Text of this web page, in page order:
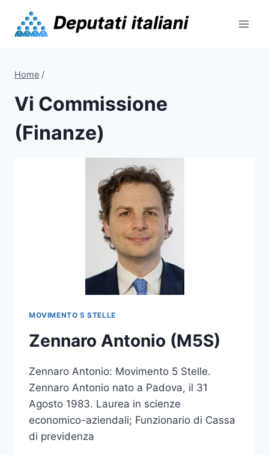
content
Home /
Vi Commissione
(Finanze)
MOVIMENTO 5 STELLE
Zennaro Antonio (M5S)
Zennaro Antonio: Movimento 5 Stelle.
Zennaro Antonio nato a Padova, il 31
Agosto 1983. Laurea in scienze
economico-aziendali; Funzionario di Cassa
di previdenza